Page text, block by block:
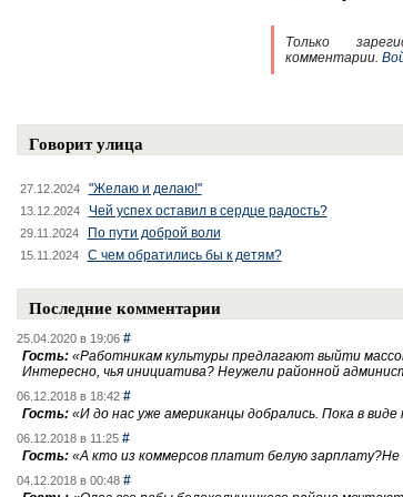
Только
комментарии.
Говорит улица
27.12.2024 "Желаю и делаю!"
13.12.2024 Чей успех оставил в сердце радость?
29.11.2024 По пути доброй воли
15.11.2024 С чем обратились бы к детям?
Последние комментарии
25.04.2020 в 19:06 #
Гость: «Работникам культуры предлагают выйти
Интересно, чья инициатива? Неужели районной
06.12.2018 в 18:42 #
Гость: «И до нас уже американцы добрались. Пока в виде
06.12.2018 в 11:25 #
Гость: «А кто из коммерсов платит белую
04.12.2018 в 00:48 #